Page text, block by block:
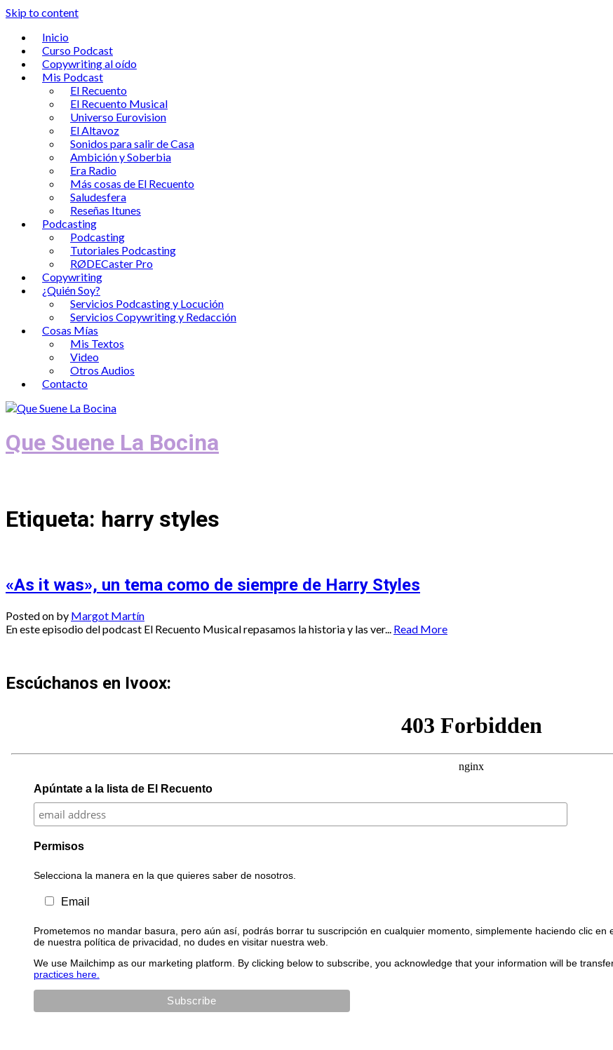
Skip to content
Inicio
Curso Podcast
Copywriting al oído
Mis Podcast
El Recuento
El Recuento Musical
Universo Eurovision
El Altavoz
Sonidos para salir de Casa
Ambición y Soberbia
Era Radio
Más cosas de El Recuento
Saludesfera
Reseñas Itunes
Podcasting
Podcasting
Tutoriales Podcasting
RØDECaster Pro
Copywriting
¿Quién Soy?
Servicios Podcasting y Locución
Servicios Copywriting y Redacción
Cosas Mías
Mis Textos
Video
Otros Audios
Contacto
Que Suene La Bocina
Etiqueta: harry styles
«As it was», un tema como de siempre de Harry Styles
Posted on by Margot Martín
En este episodio del podcast El Recuento Musical repasamos la historia y las ver...
Read More
Escúchanos en Ivoox:
Apúntate a la lista de El Recuento
Permisos
Selecciona la manera en la que quieres saber de nosotros.
Email
Prometemos no mandar basura, pero aún así, podrás borrar tu suscripción en cualquier momento, simplemente haciendo clic
de nuestra política de privacidad, no dudes en visitar nuestra web.
We use Mailchimp as our marketing platform. By clicking below to subscribe, you acknowledge that your information will be
practices here.